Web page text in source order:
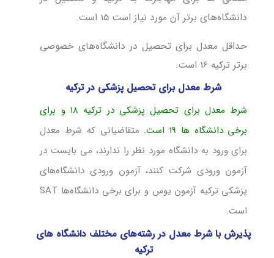
دانشگاه‌های برتر آن مورد نیاز است 15 است.
حداقل معدل برای تحصیل در دانشگاه‌های خصوصی
برتر ترکیه 16 است.
شرط معدل برای تحصیل پزشکی در ترکیه
شرط معدل برای تحصیل پزشکی در ترکیه 18 و برای
برخی دانشگاه ها 19 است.
متقاضیانی که شرط معدل
برای ورود به دانشگاه مورد نظر را ندارند، می بایست در
آزمون ورودی شرکت کنند، آزمون ورودی دانشگاه‌های
پزشکی ترکیه آزمون یوس و برای برخی دانشگاه‌ها SAT
است.
پذیرش با شرط معدل در رشته‌های مختلف دانشگاه های
ترکیه